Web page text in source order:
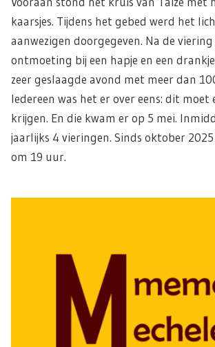
kaarsjes. Tijdens het gebed werd het
aanwezigen doorgegeven. Na de
ontmoeting bij een hapje en een
zeer geslaagde avond met meer dan
Iedereen was het er over eens: dit moet
krijgen. En die kwam er op 5 mei.
jaarlijks 4 vieringen. Sinds oktober
om 19 uur.